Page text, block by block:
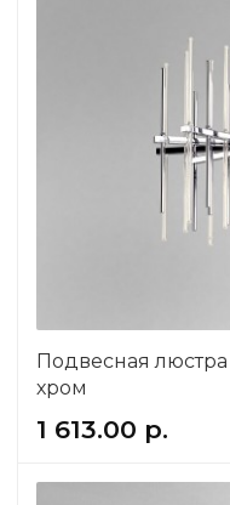
Подвесная
хром
1 613.00 р.